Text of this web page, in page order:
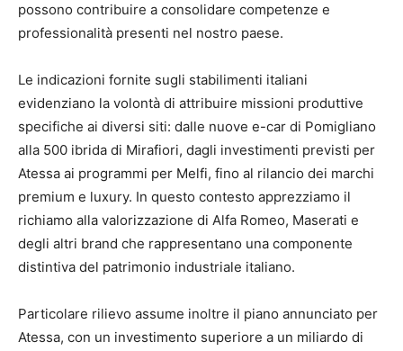
possono contribuire a consolidare competenze e
professionalità presenti nel nostro paese.
Le indicazioni fornite sugli stabilimenti italiani
evidenziano la volontà di attribuire missioni produttive
specifiche ai diversi siti: dalle nuove e-car di Pomigliano
alla 500 ibrida di Mirafiori, dagli investimenti previsti per
Atessa ai programmi per Melfi, fino al rilancio dei marchi
premium e luxury. In questo contesto apprezziamo il
richiamo alla valorizzazione di Alfa Romeo, Maserati e
degli altri brand che rappresentano una componente
distintiva del patrimonio industriale italiano.
Particolare rilievo assume inoltre il piano annunciato per
Atessa, con un investimento superiore a un miliardo di